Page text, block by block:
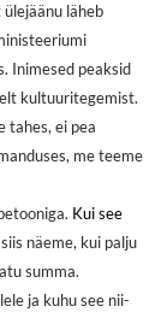
läheb
Inimesed peaksid
kultuuritegemist.
tahes, ei pea
me teeme
Kui see
näeme, kui palju
summa.
ja kuhu see nii-